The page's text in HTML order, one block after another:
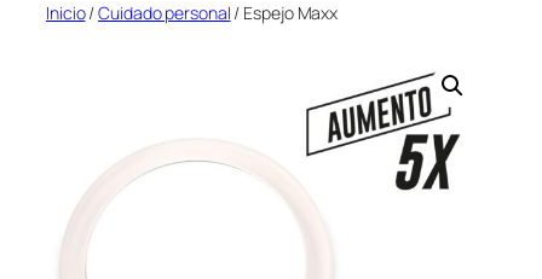
Inicio/Cuidado personal / Espejo Maxx